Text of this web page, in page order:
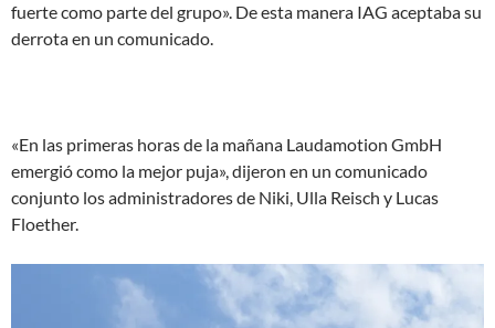
fuerte como parte del grupo». De esta manera IAG aceptaba su
derrota en un comunicado.
«En las primeras horas de la mañana Laudamotion GmbH
emergió como la mejor puja», dijeron en un comunicado
conjunto los administradores de Niki, Ulla Reisch y Lucas
Floether.